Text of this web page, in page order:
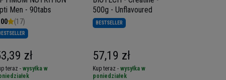
Men - 90tabs
(17)
zł
teraz - wysyłka w
500g - Unflavoured
BESTSELLER
57,19 zł
Kup teraz - wysyłka w
poniedziałek